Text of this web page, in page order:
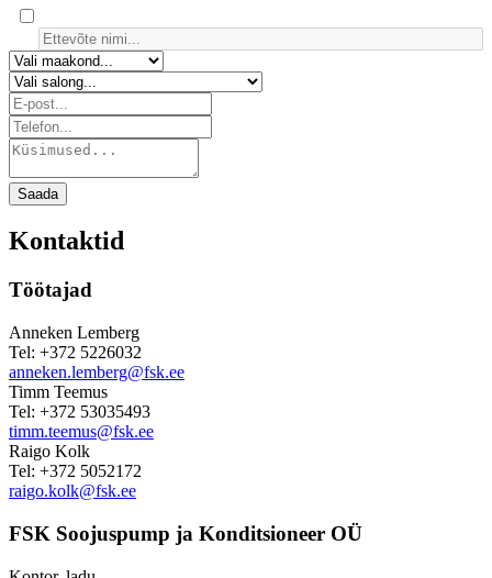
Saada
Kontaktid
Töötajad
Anneken Lemberg
Tel: +372 5226032
anneken.lemberg@fsk.ee
Timm Teemus
Tel: +372 53035493
timm.teemus@fsk.ee
Raigo Kolk
Tel: +372 5052172
raigo.kolk@fsk.ee
FSK Soojuspump ja Konditsioneer OÜ